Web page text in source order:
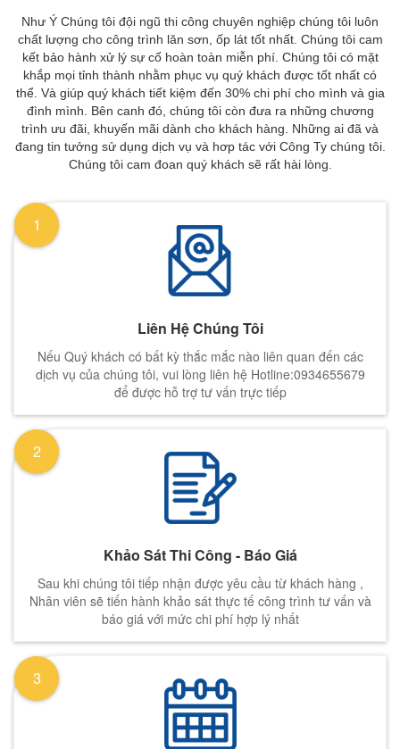
Như Ý Chúng tôi đội ngũ thi công chuyên nghiệp chúng tôi luôn
chất lượng cho công trình lăn sơn, ốp lát tốt nhất. Chúng tôi cam
kết bảo hành xử lý sự cố hoàn toàn miễn phí. Chúng tôi có mặt
khắp mọi tỉnh thành nhằm phục vụ quý khách được tốt nhất có
thể. Và giúp quý khách tiết kiệm đến 30% chi phí cho mình và gia
đình mình. Bên canh đó, chúng tôi còn đưa ra những chương
trình ưu đãi, khuyến mãi dành cho khách hàng. Những ai đã và
đang tin tưởng sử dụng dịch vụ và hơp tác với Công Ty chúng tôi.
Chúng tôi cam đoan quý khách sẽ rất hài lòng.
Liên Hệ Chúng Tôi
Nếu Quý khách có bất kỳ thắc mắc nào liên quan đến các
dịch vụ của chúng tôi, vui lòng liên hệ Hotline:0934655679
để được hỗ trợ tư vấn trực tiếp
1
Khảo Sát Thi Công - Báo Giá
Sau khi chúng tôi tiếp nhận được yêu cầu từ khách hàng ,
Nhân viên sẽ tiến hành khảo sát thực tế công trình tư vấn và
báo giá với mức chi phí hợp lý nhất
2
3